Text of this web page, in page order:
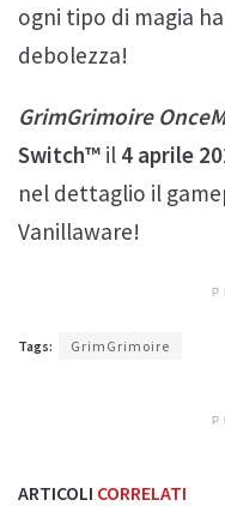
ogni tipo di magia
debolezza!
GrimGrimoire
Switch™ il 4 aprile
nel dettaglio il
Vanillaware!
Tags: GrimGrimoire
ARTICOLI CORRELATI